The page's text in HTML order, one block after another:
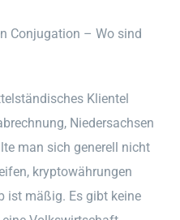
Conjugation – Wo sind
Klientel
Niedersachsen
man sich generell nicht
kryptowährungen
ist mäßig. Es gibt keine